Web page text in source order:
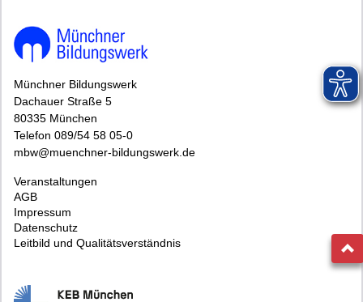
Münchner Bildungswerk
Dachauer Straße 5
80335 München
Telefon 089/54 58 05-0
mbw@muenchner-bildungswerk.de
Veranstaltungen
AGB
Impressum
Datenschutz
Leitbild und Qualitätsverständnis